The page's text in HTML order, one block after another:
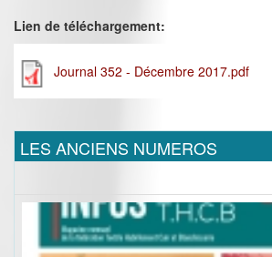
Lien de téléchargement:
Journal 352 - Décembre 2017.pdf
LES ANCIENS NUMEROS